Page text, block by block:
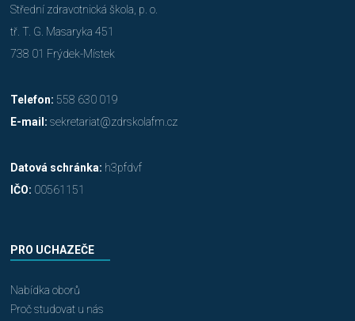
Střední zdravotnická škola, p. o.
tř. T. G. Masaryka 451
738 01 Frýdek-Místek
Telefon: 558 630 019
E-mail: sekretariat@zdrskolafm.cz
Datová schránka: h3pfdvf
IČO: 00561151
PRO UCHAZEČE
Nabídka oborů
Proč studovat u nás